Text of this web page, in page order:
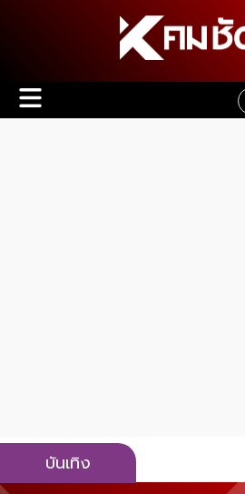
บันเทิง